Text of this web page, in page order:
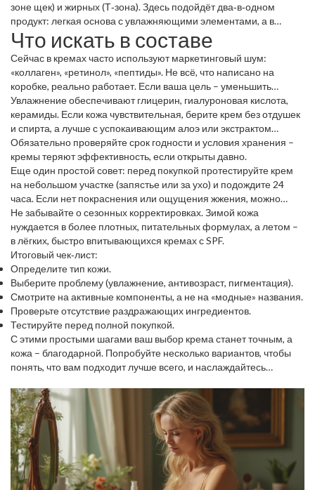
текстуры, гели или лёгкие лосьоны, в составе которых есть
ниацинамид, салициловая кислота, чайное дерево – они
снижают блеск и предотвращают высыпания.
зоне щек) и жирных (Т‑зона). Здесь подойдёт два‑в‑одном
продукт: легкая основа с увлажняющими элементами, а в
жирных участках можно добавить матирующее средство.
Что искать в составе
Сейчас в кремах часто используют маркетинговый шум:
«коллаген», «ретинол», «пептиды». Не всё, что написано на
коробке, реально работает. Если ваша цель – уменьшить
морщины, ищите ретинол, пептиды, витамин С – они
стимулируют обновление клеток. Для осветления пятен
выбирайте витамин С, ниацинамид, азелаиновую кислоту.
Увлажнение обеспечивают глицерин, гиалуроновая кислота,
керамиды. Если кожа чувствительная, берите крем без отдушек
и спирта, а лучше с успокаивающим алоэ или экстрактом
ромашки.
Обязательно проверяйте срок годности и условия хранения –
кремы теряют эффективность, если открыты давно.
Еще один простой совет: перед покупкой протестируйте крем
на небольшом участке (запястье или за ухо) и подождите 24
часа. Если нет покраснения или ощущения жжения, можно
смело наносить на лицо.
Не забывайте о сезонных корректировках. Зимой кожа
нуждается в более плотных, питательных формулах, а летом –
в лёгких, быстро впитывающихся кремах с SPF.
Итоговый чек‑лист:
Определите тип кожи.
Выберите проблему (увлажнение, антивозраст, пигментация).
Смотрите на активные компоненты, а не на «модные» названия.
Проверьте отсутствие раздражающих ингредиентов.
Тестируйте перед полной покупкой.
С этими простыми шагами ваш выбор крема станет точным, а
кожа – благодарной. Попробуйте несколько вариантов, чтобы
понять, что вам подходит лучше всего, и наслаждайтесь